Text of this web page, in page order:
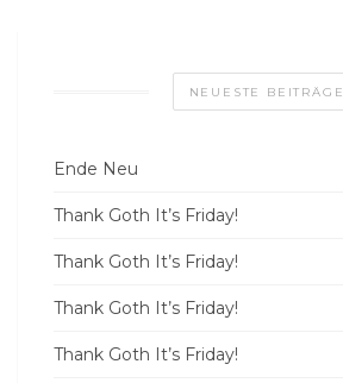
NEUESTE BEITRÄGE
Ende Neu
Thank Goth It’s Friday!
Thank Goth It’s Friday!
Thank Goth It’s Friday!
Thank Goth It’s Friday!